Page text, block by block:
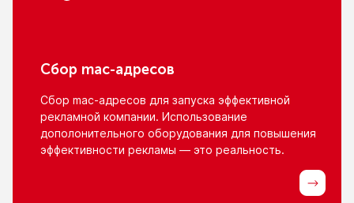
Сбор mac-адресов
Сбор mac-адресов для запуска эффективной
рекламной компании. Использование
дополонительного оборудования для повышения
эффективности рекламы — это реальность.